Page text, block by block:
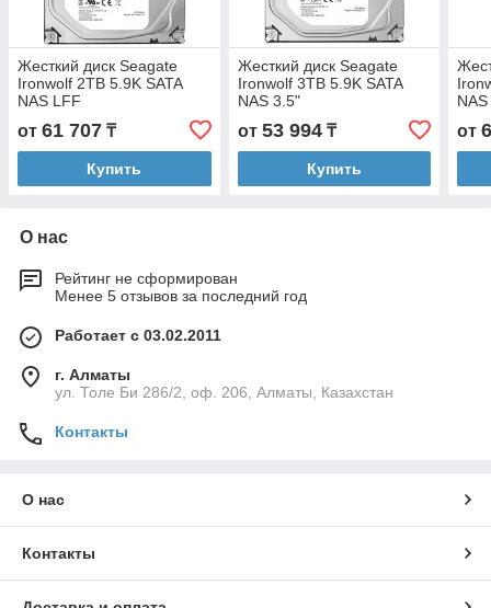
Жесткий диск Seagate
Ironwolf 2TB 5.9K SATA
NAS LFF
от 61 707 ₸
Купить
Жесткий диск Seagate
Ironwolf 3TB 5.9K SATA
NAS 3.5"
от 53 994₸
Купить
от
О нас
Рейтинг не сформирован
Менее 5 отзывов за последний год
Работает с 03.02.2011
г. Алматы
ул. Толе Би 286/2, оф. 206, Алматы, Казахстан
Контакты
О нас
Контакты